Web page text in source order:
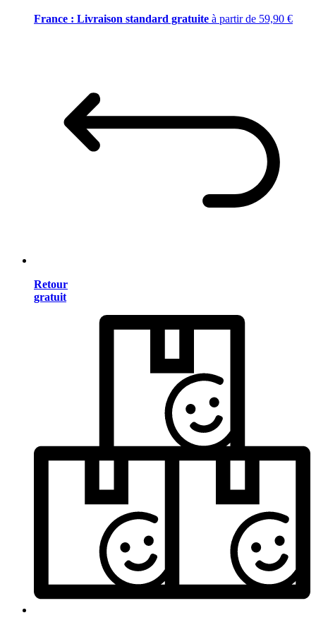
France : Livraison standard gratuite à partir de 59,90 €
Retour
gratuit